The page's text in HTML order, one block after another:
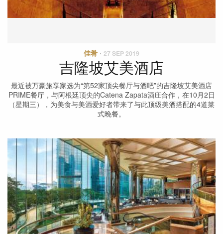
佳肴 · 27 SEP 2019
吉隆坡艾美酒店
最近被万豪旅享家选为“第52家顶尖餐厅与酒吧”的吉隆坡艾美酒店
PRIME餐厅，与阿根廷顶尖的Catena Zapata酒庄合作，在10月2日
（星期三），为美食与美酒爱好者带来了与此顶级美酒搭配的4道菜
式晚餐。